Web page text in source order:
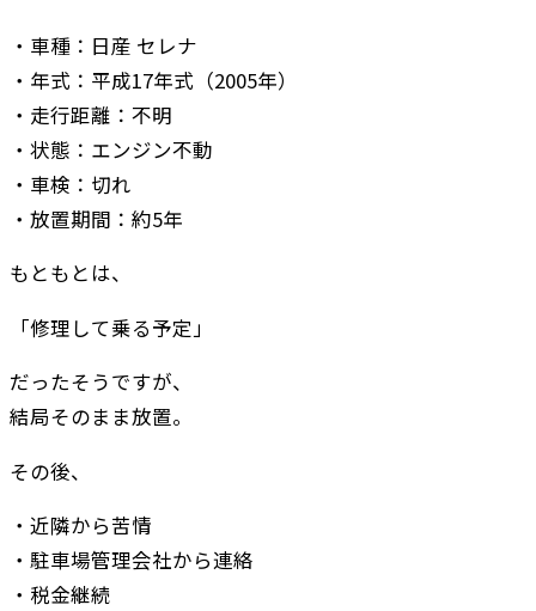
・車種：日産 セレナ
・年式：平成17年式（2005年）
・走行距離：不明
・状態：エンジン不動
・車検：切れ
・放置期間：約5年
もともとは、
「修理して乗る予定」
だったそうですが、
結局そのまま放置。
その後、
・近隣から苦情
・駐車場管理会社から連絡
・税金継続